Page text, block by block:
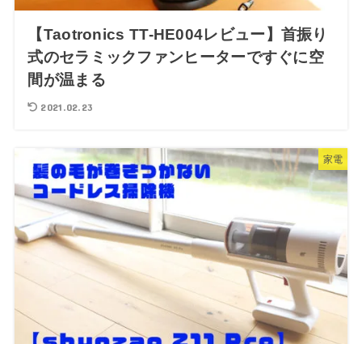
【Taotronics TT-HE004レビュー】首振り
式のセラミックファンヒーターですぐに空
間が温まる
2021.02.23
家電